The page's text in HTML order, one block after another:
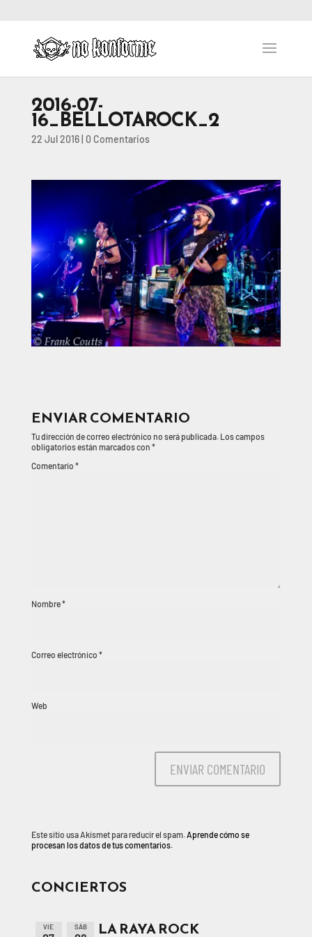
2016-07-
16_BELLOTAROCK_2
22 Jul 2016| 0 Comentarios
ENVIAR COMENTARIO
Tu dirección de correo electrónico no será publicada. Los campos
obligatorios están marcados con *
Comentario *
Nombre*
Correo electrónico *
Web
Este sitio usa Akismet para reducir el spam.Aprende cómo se
procesan los datos de tus comentarios.
CONCIERTOS
VIE SÁB LA RAYA ROCK